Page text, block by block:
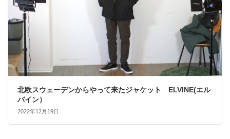
北欧スウェーデンからやって来たジャケット ELVINE(エル
バイン）
2022年12月19日